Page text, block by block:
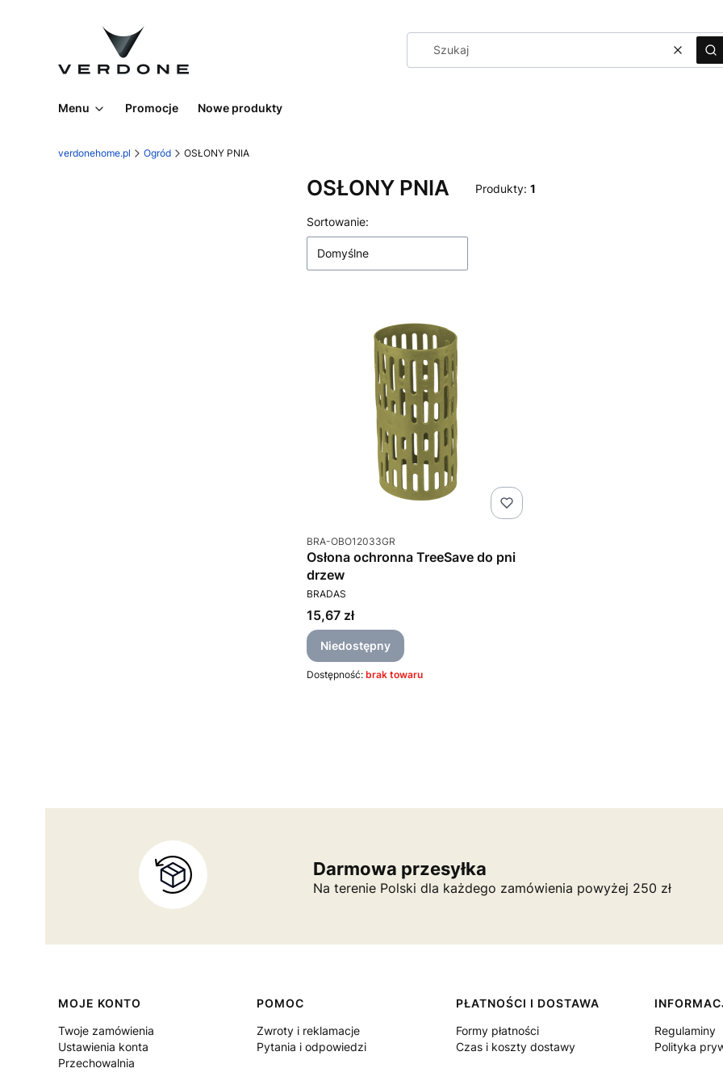
Wyczyść
Menu Promocje Nowe produkty
verdonehome.pl Ogród OSŁONY PNIA
OSŁONY PNIA Produkty: 1
Lista produktów
Sortowanie:
Domyślne
Kod produktu
BRA-OBO12033GR
Osłona ochronna TreeSave do pni
drzew
PRODUCENT
BRADAS
Cena
15,67 zł
Niedostępny
Dostępność: brak towaru
Darmowa przesyłka
Na terenie Polski dla każdego zamówienia powyżej 250 zł
Linki w stopce
MOJE KONTO
Twoje zamówienia
Ustawienia konta
Przechowalnia
POMOC
Zwroty i reklamacje
Pytania i odpowiedzi
PŁATNOŚCI I DOSTAWA
Formy płatności
Czas i koszty dostawy
Regulaminy
Polityka